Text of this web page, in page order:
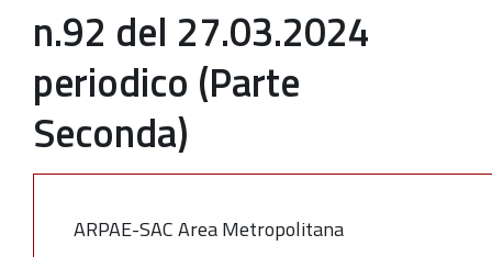
n.92 del 27.03.2024
periodico (Parte
Seconda)
ARPAE-SAC Area Metropolitana